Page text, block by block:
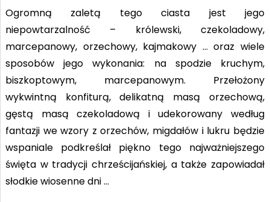
Ogromną zaletą tego ciasta jest jego
niepowtarzalność – królewski, czekoladowy,
marcepanowy, orzechowy, kajmakowy … oraz wiele
sposobów jego wykonania: na spodzie kruchym,
biszkoptowym, marcepanowym. Przełożony
wykwintną konfiturą, delikatną masą orzechową,
gęstą masą czekoladową i udekorowany według
fantazji we wzory z orzechów, migdałów i lukru będzie
wspaniale podkreślał piękno tego najważniejszego
święta w tradycji chrześcijańskiej, a także zapowiadał
słodkie wiosenne dni …